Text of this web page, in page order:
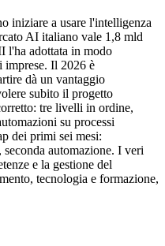
iniziare a usare l'intelligenza
AI italiano vale 1,8 mld
l'ha adottata in modo
imprese. Il 2026 è
dà un vantaggio
subito il progetto
tre livelli in ordine,
su processi
dei primi sei mesi:
automazione. I veri
e la gestione del
tecnologia e formazione,